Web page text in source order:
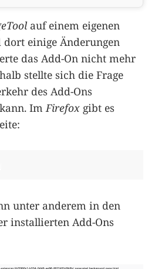
auf einem eigenen
einige Änderungen
das Add-On nicht mehr
stellte sich die Frage
des Add-Ons
Im Firefox gibt es
unter anderem in den
installierten Add-Ons